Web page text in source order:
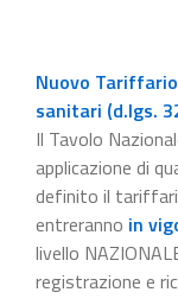
Nuovo
sanitari (d.lgs.
Il Tavolo
applicazione di
definito il
entreranno in
livello
registrazione e